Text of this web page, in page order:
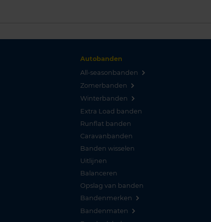
Autobanden
All-seasonbanden
Zomerbanden
Winterbanden
Extra Load banden
Runflat banden
Caravanbanden
Banden wisselen
Uitlijnen
Balanceren
Opslag van banden
Bandenmerken
Bandenmaten